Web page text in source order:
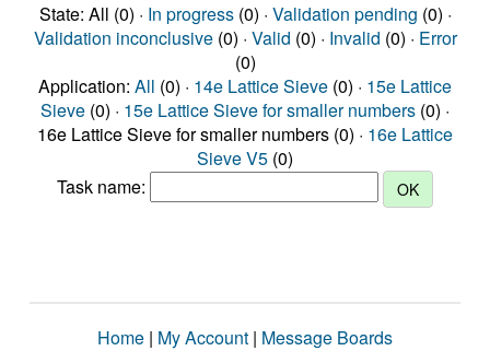
State: All (0) · In progress(0) · Validation pending (0) ·
Validation inconclusive(0) · Valid (0) · Invalid (0) · Error
(0)
Application: All (0) · 14e Lattice Sieve (0) · 15e Lattice
Sieve (0) · 15e Lattice Sieve for smaller numbers (0) ·
16e Lattice Sieve for smaller numbers (0) · 16e Lattice
Sieve V5 (0)
Task name:
Home | My Account | Message Boards